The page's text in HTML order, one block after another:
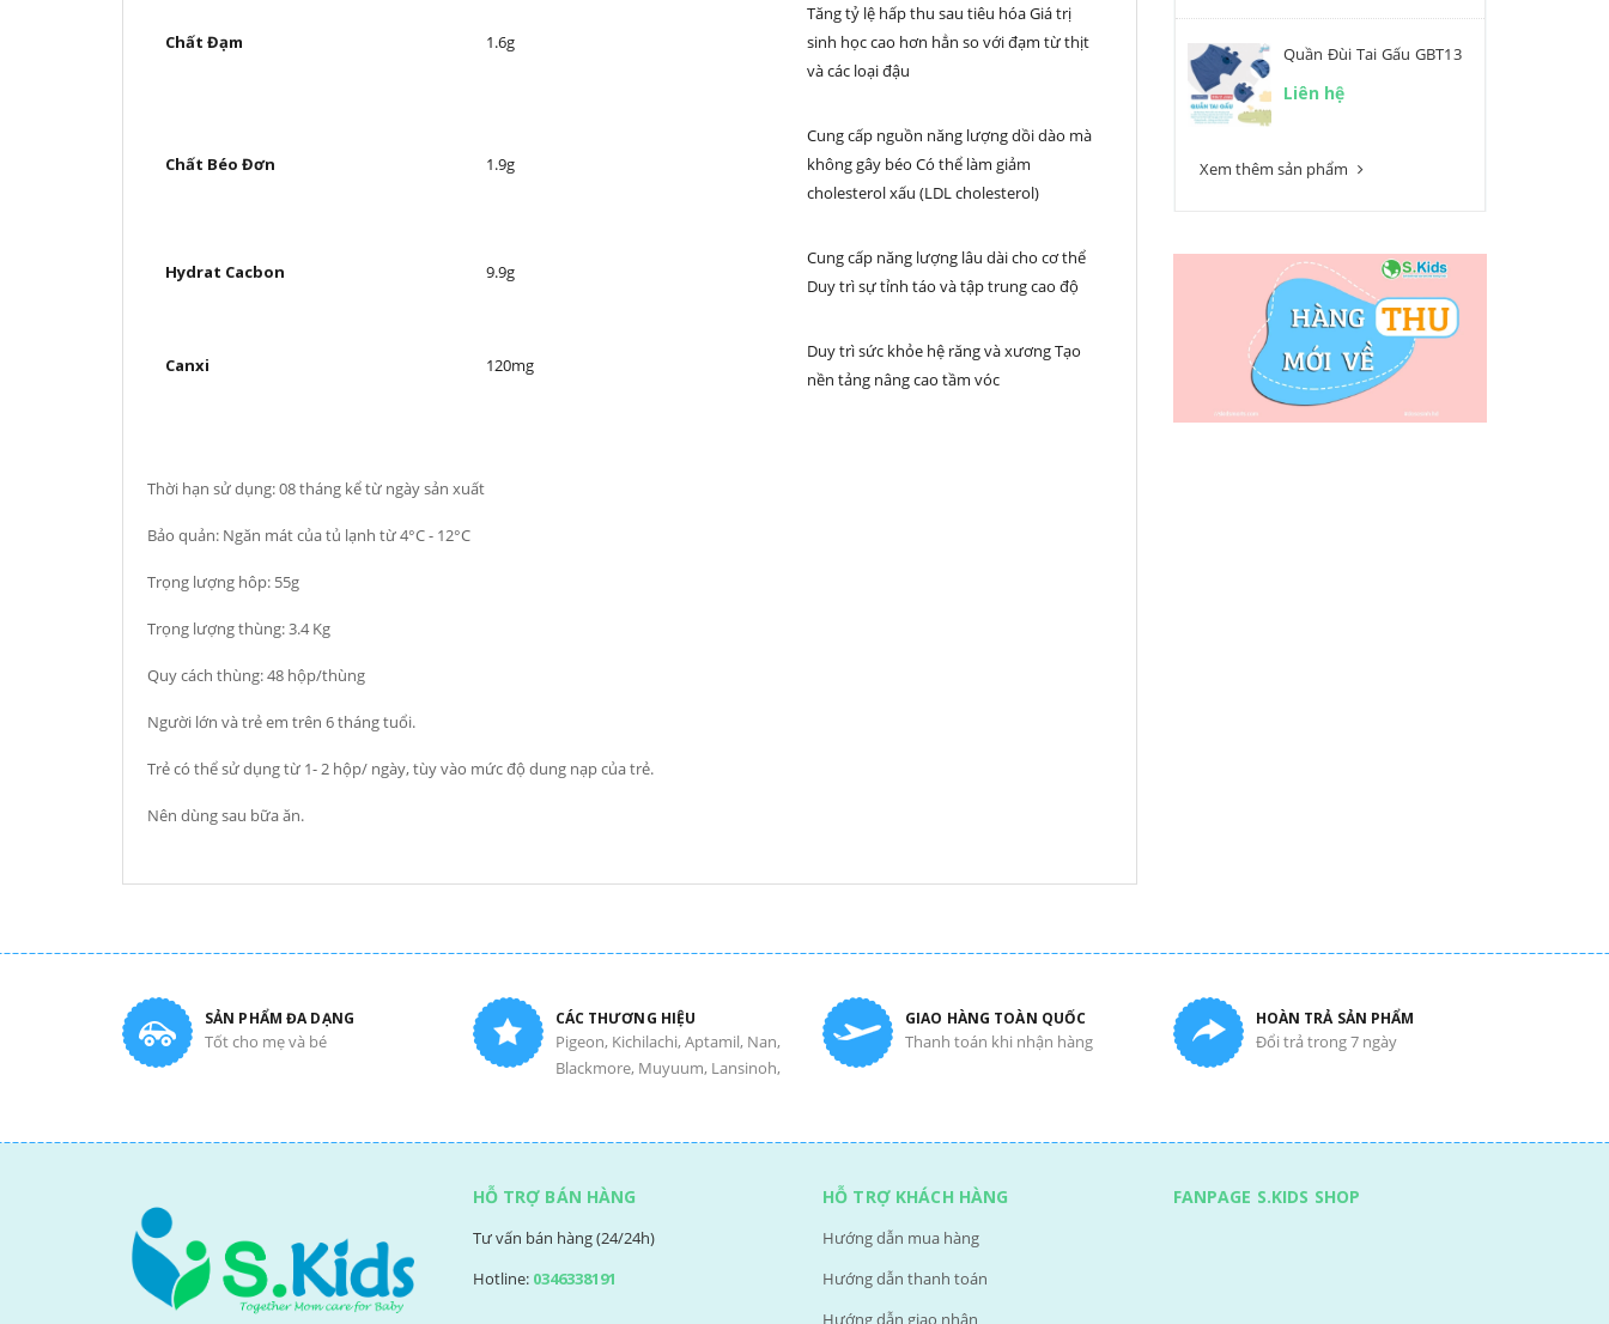
Chất Đạm 1.6g
Tăng tỷ lệ hấp thu sau tiêu hóa Giá trị
sinh học cao hơn hẳn so với đạm từ thịt
và các loại đậu
Chất Béo Đơn 1.9g
Cung cấp nguồn năng lượng dồi dào mà
không gây béo Có thể làm giảm
cholesterol xấu (LDL cholesterol)
Hydrat Cacbon 9.9g
Cung cấp năng lượng lâu dài cho cơ thể
Duy trì sự tỉnh táo và tập trung cao độ
Canxi 120mg
Duy trì sức khỏe hệ răng và xương Tạo
nền tảng nâng cao tầm vóc
Thời hạn sử dụng: 08 tháng kể từ ngày sản xuất
Bảo quản: Ngăn mát của tủ lạnh từ 4°C - 12°C
Trọng lượng hôp: 55g
Trọng lượng thùng: 3.4 Kg
Quy cách thùng: 48 hộp/thùng
Người lớn và trẻ em trên 6 tháng tuổi.
Trẻ có thể sử dụng từ 1- 2 hộp/ ngày, tùy vào mức độ dung nạp của trẻ.
Nên dùng sau bữa ăn.
Quần Đùi Tai Gấu GBT13
Liên hệ
Xem thêm sản phẩm
SẢN PHẨM ĐA DẠNG
Tốt cho mẹ và bé
CÁC THƯƠNG HIỆU
Pigeon, Kichilachi, Aptamil, Nan,
Blackmore, Muyuum, Lansinoh,
GIAO HÀNG TOÀN QUỐC
Thanh toán khi nhận hàng
HOÀN TRẢ SẢN PHẨM
Đổi trả trong 7 ngày
HỖ TRỢ BÁN HÀNG
Tư vấn bán hàng (24/24h)
Hotline: 0346338191
HỖ TRỢ KHÁCH HÀNG
Hướng dẫn mua hàng
Hướng dẫn thanh toán
Hướng dẫn giao nhận
FANPAGE S.KIDS SHOP